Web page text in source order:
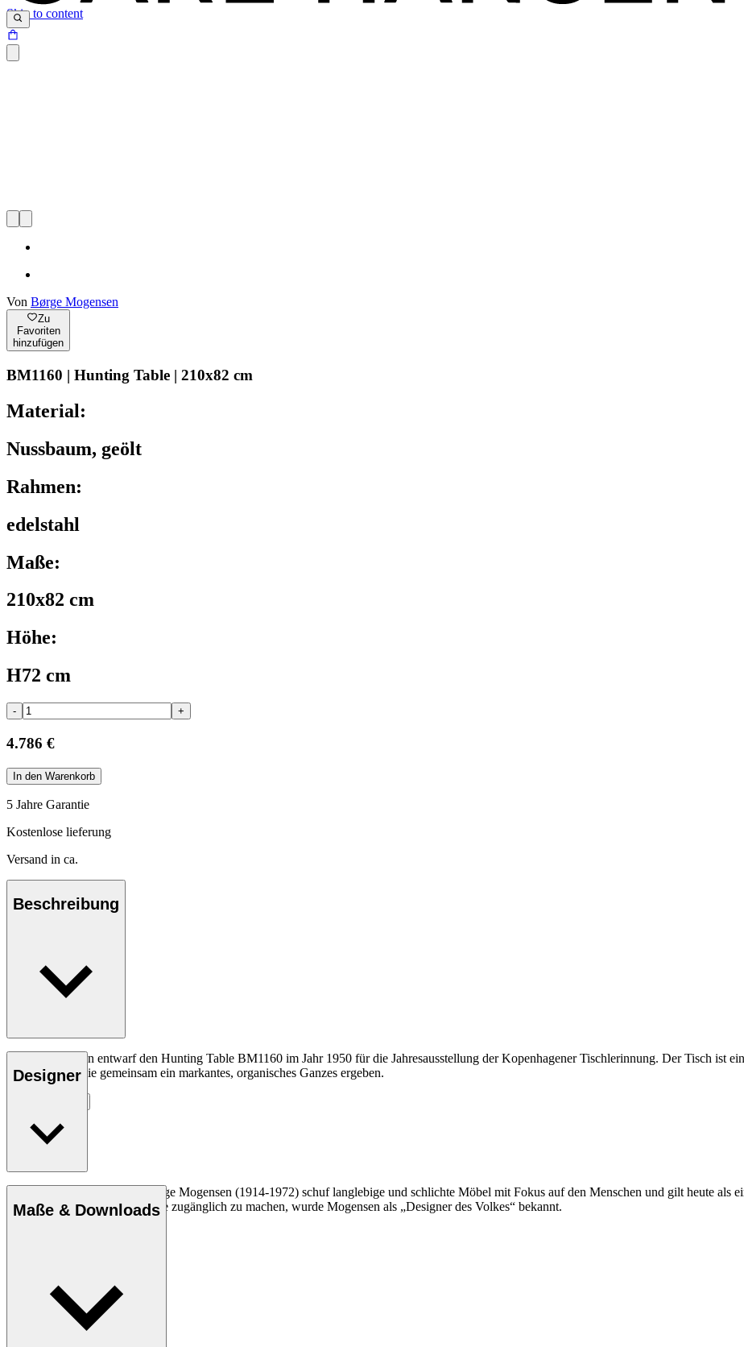
Skip to content
Von Børge Mogensen
Zu
Favoriten
hinzufügen
BM1160 | Hunting Table | 210x82 cm
Material:
Nussbaum, geölt
Rahmen:
edelstahl
Maße:
210x82 cm
Höhe:
H72 cm
- +
4.786 €
In den Warenkorb
5 Jahre Garantie
Kostenlose lieferung
Versand in ca.
Beschreibung
Børge Mogensen entwarf den Hunting Table BM1160 im Jahr 1950 für die Jahresausstellung der Kopenhagener Tischlerinnung. Der Tisch ist
Metallstreben, die gemeinsam ein markantes, organisches Ganzes ergeben.
Designer
Der Tischler und Designer Børge Mogensen (1914-1972) schuf langlebige und schlichte Möbel mit Fokus auf den Menschen und gilt heute als
Mission, Qualitätsmöbel für alle zugänglich zu machen, wurde Mogensen als „Designer des Volkes“ bekannt.
Maße & Downloads